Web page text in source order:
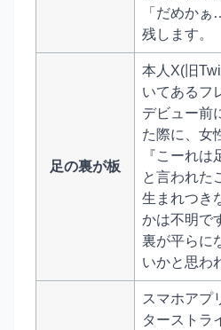
「だめか
残します。
足の裏が板
本人X(旧
いてあるフ
デビュー前
た際に、女
『こーれは
と言われた
生まれつき
かは不明で
裏が平らに
いかと思わ
スマホアプ
ターストラ